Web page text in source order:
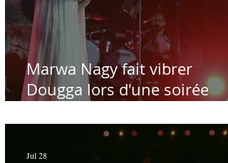
Marwa Nagy fait vibrer
Dougga lors d'une soirée
Hamdi - Par Sofien Manaï
Jul 28